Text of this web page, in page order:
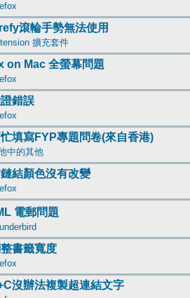
滾輪手勢無法使用
擴充套件
on Mac 全螢幕問題
錯誤
填寫FYP專題問卷(來自香港)
中的其他
結顏色沒有改變
電郵問題
書籤寬度
沒辦法複製超連結文字